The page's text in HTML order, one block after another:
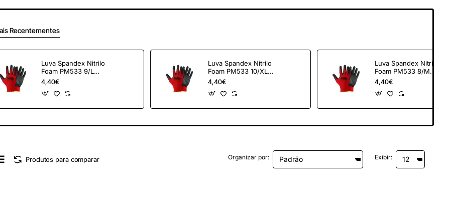
Recentementes
Luva Spandex Nitrilo
Foam PM533 9/L
PECOL
4,40€
Luva Spandex Nitrilo
Foam PM533 10/XL
PECOL
4,40€
Luva Spandex Nitrilo
Foam PM533 8/M
PECOL
4,40€
Produtos para comparar Organizar por: Exibir: